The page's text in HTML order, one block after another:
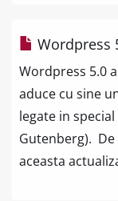
Wordpress
Wordpress 5.0
aduce cu sine
legate in
Gutenberg).
aceasta